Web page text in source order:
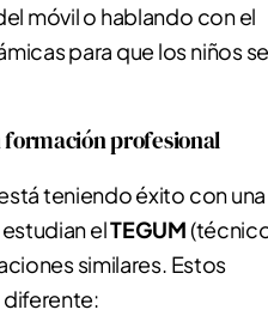
móvil o hablando con el
para que los niños se
formación profesional
teniendo éxito con una
estudian elTEGUM
similares. Estos
diferente: